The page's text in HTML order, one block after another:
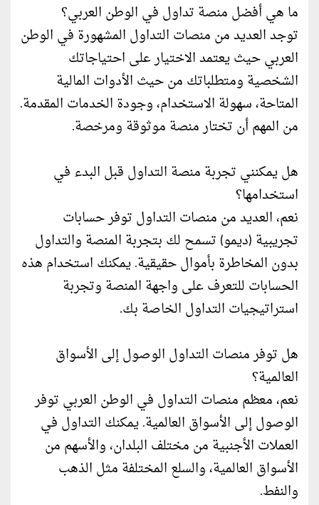
ما هي أفضل منصة تداول في الوطن العربي؟
توجد العديد من منصات التداول المشهورة في الوطن
العربي حيث يعتمد الاختيار على احتياجاتك
الشخصية ومتطلباتك من حيث الأدوات المالية
المتاحة، سهولة الاستخدام، وجودة الخدمات المقدمة.
من المهم أن تختار منصة موثوقة ومرخصة.
هل يمكنني تجربة منصة التداول قبل البدء في
استخدامها؟
نعم، العديد من منصات التداول توفر حسابات
تجريبية (ديمو) تسمح لك بتجربة المنصة والتداول
بدون المخاطرة بأموال حقيقية. يمكنك استخدام هذه
الحسابات للتعرف على واجهة المنصة وتجربة
استراتيجيات التداول الخاصة بك.
هل توفر منصات التداول الوصول إلى الأسواق
العالمية؟
نعم، معظم منصات التداول في الوطن العربي توفر
الوصول إلى الأسواق العالمية. يمكنك التداول في
العملات الأجنبية من مختلف البلدان، والأسهم من
الأسواق العالمية، والسلع المختلفة مثل الذهب
والنفط.